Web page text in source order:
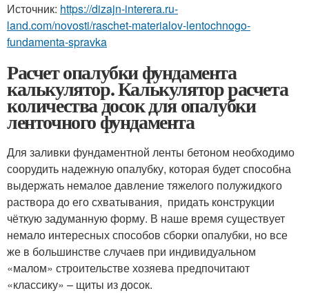
Источник: https://dizajn-interera.ru-
land.com/novosti/raschet-materialov-lentochnogo-
fundamenta-spravka
Расчет опалубки фундамента
калькулятор. Калькулятор расчета
количества досок для опалубки
ленточного фундамента
Для заливки фундаментной ленты бетоном необходимо
соорудить надежную опалубку, которая будет способна
выдержать немалое давление тяжелого полужидкого
раствора до его схватывания, придать конструкции
чёткую задуманную форму. В наше время существует
немало интересных способов сборки опалубки, но все
же в большинстве случаев при индивидуальном
«малом» строительстве хозяева предпочитают
«классику» – щиты из досок.